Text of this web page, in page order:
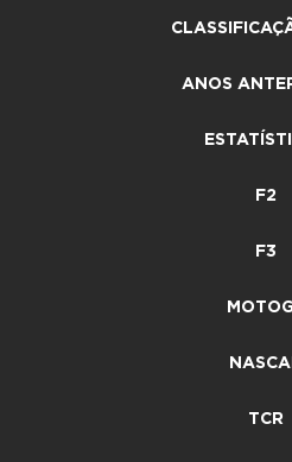
ANOS
F2
F3
TCR